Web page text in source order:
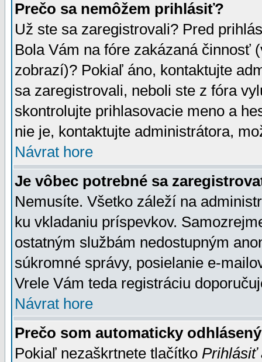
Prečo sa nemôžem prihlásiť?
Už ste sa zaregistrovali? Pred
Bola Vám na fóre zakázaná činnosť
zobrazí)? Pokiaľ áno, kontaktujte
sa zaregistrovali, neboli ste z fóra
skontrolujte prihlasovacie meno a
nie je, kontaktujte administrátora,
Návrat hore
Je vôbec potrebné sa
Nemusíte. Všetko záleží na
ku vkladaniu príspevkov.
ostatným službám nedostupným
súkromné správy, posielanie e-
Vrele Vám teda registráciu
Návrat hore
Prečo som automaticky
Pokiaľ nezaškrtnete tlačítko Prihlásiť